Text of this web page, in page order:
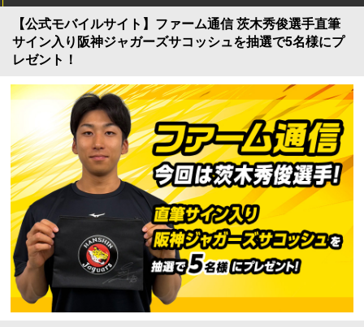
【公式モバイルサイト】ファーム通信 茨木秀俊選手直筆
サイン入り阪神ジャガーズサコッシュを抽選で5名様にプ
レゼント！